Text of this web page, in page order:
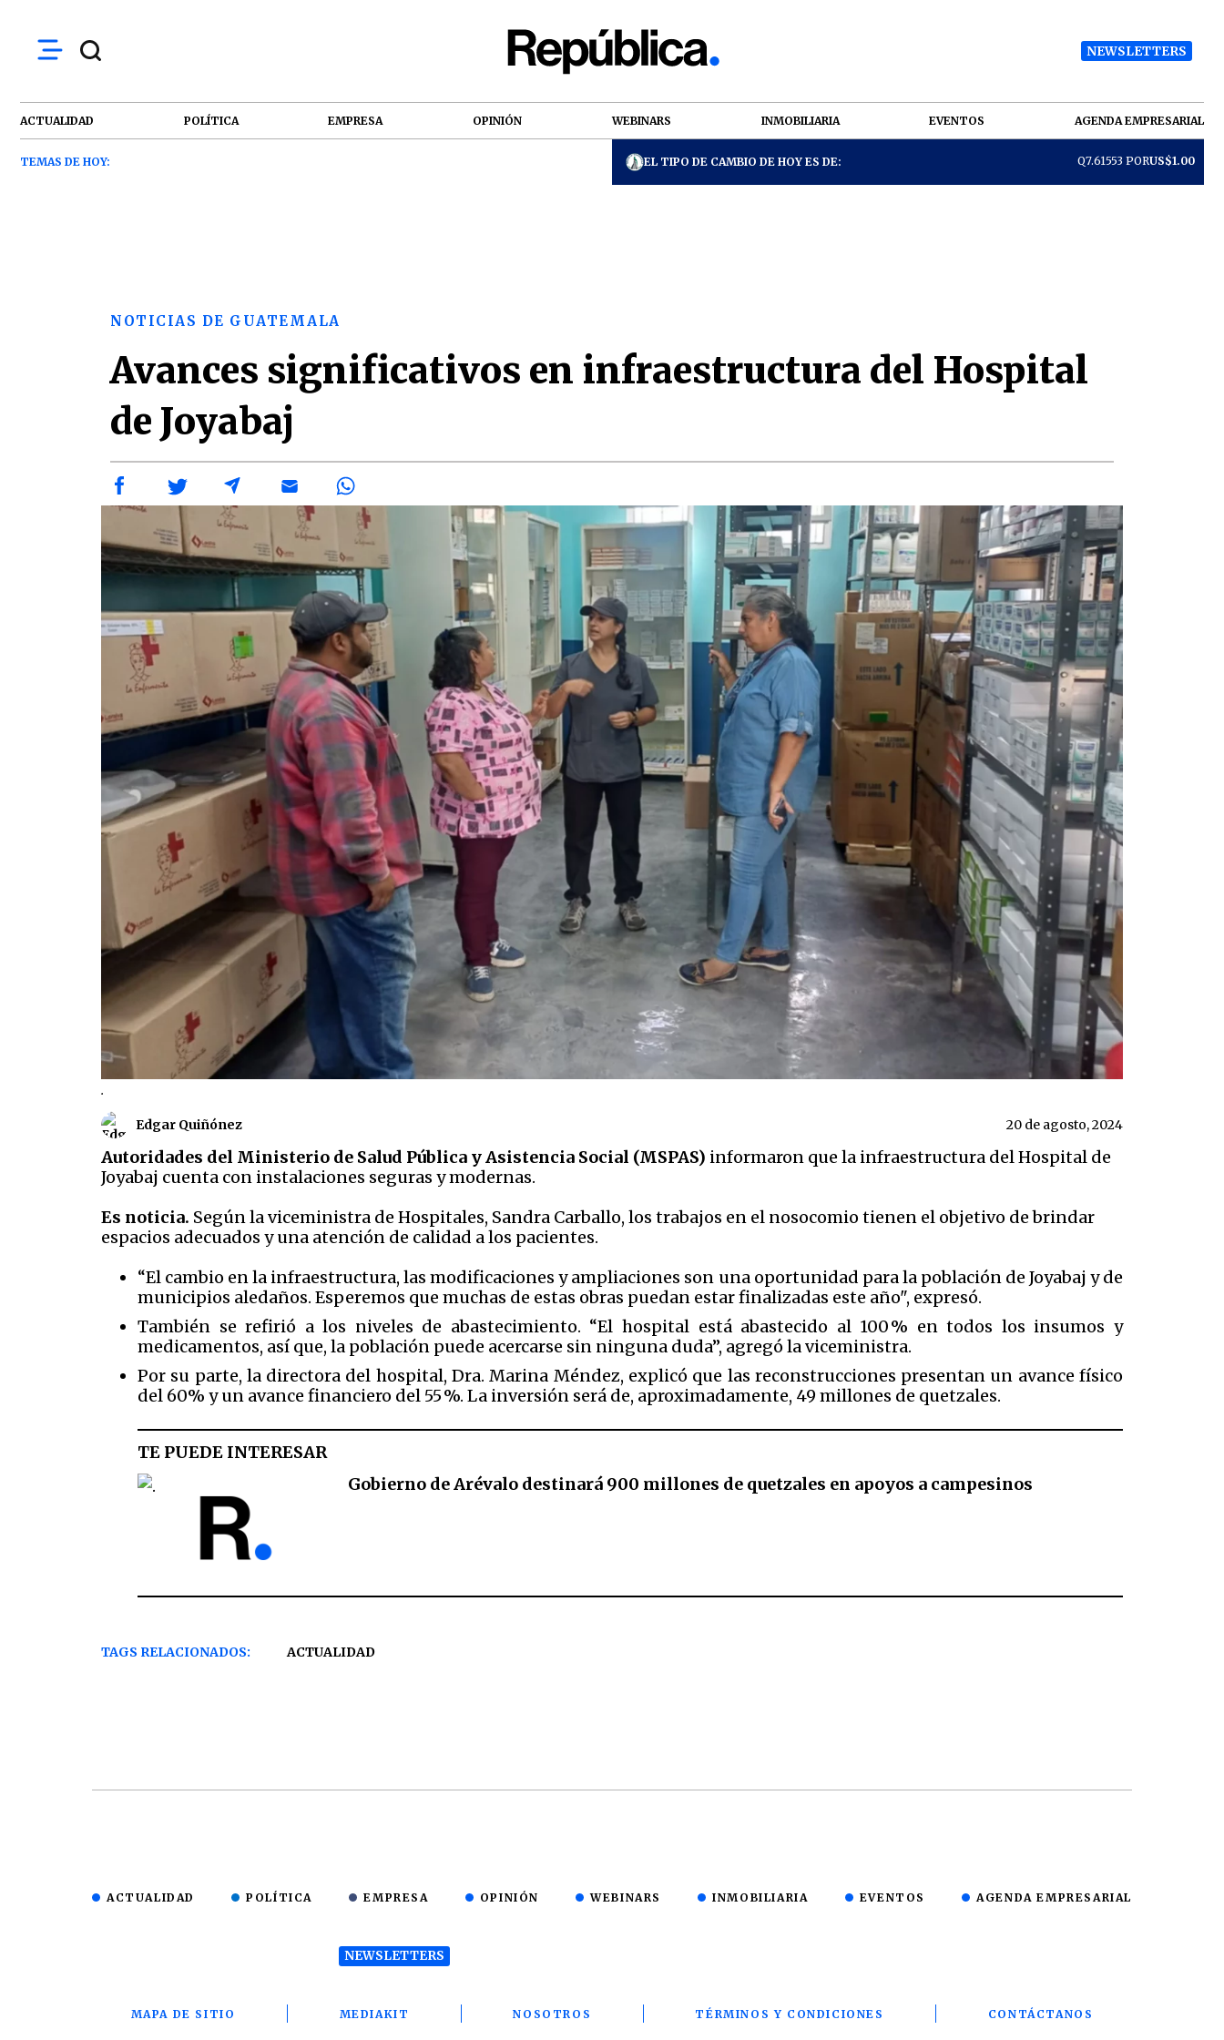
NEWSLETTERS
ACTUALIDAD POLÍTICA EMPRESA OPINIÓN WEBINARS INMOBILIARIA EVENTOS AGENDA EMPRESARIAL
TEMAS DE HOY: EL TIPO DE CAMBIO DE HOY ES DE: Q7.61553 PORUS$1.00
NOTICIAS DE GUATEMALA
Avances significativos en infraestructura del Hospital
de Joyabaj
.
Edgar Quiñónez 20 de agosto, 2024
Autoridades del Ministerio de Salud Pública y Asistencia Social (MSPAS) informaron que la infraestructura del Hospital de
Joyabaj cuenta con instalaciones seguras y modernas.
Es noticia. Según la viceministra de Hospitales, Sandra Carballo, los trabajos en el nosocomio tienen el objetivo de brindar
espacios adecuados y una atención de calidad a los pacientes.
“El cambio en la infraestructura, las modificaciones y ampliaciones son una oportunidad para la población de Joyabaj y de
municipios aledaños. Esperemos que muchas de estas obras puedan estar finalizadas este año", expresó.
También se refirió a los niveles de abastecimiento. “El hospital está abastecido al 100 % en todos los insumos y
medicamentos, así que, la población puede acercarse sin ninguna duda”, agregó la viceministra.
Por su parte, la directora del hospital, Dra. Marina Méndez, explicó que las reconstrucciones presentan un avance físico
del 60% y un avance financiero del 55 %. La inversión será de, aproximadamente, 49 millones de quetzales.
TE PUEDE INTERESAR
Gobierno de Arévalo destinará 900 millones de quetzales en apoyos a campesinos
TAGS RELACIONADOS: ACTUALIDAD
ACTUALIDAD POLÍTICA EMPRESA OPINIÓN WEBINARS INMOBILIARIA EVENTOS AGENDA EMPRESARIAL
NEWSLETTERS
MAPA DE SITIO MEDIAKIT NOSOTROS TÉRMINOS Y CONDICIONES CONTÁCTANOS